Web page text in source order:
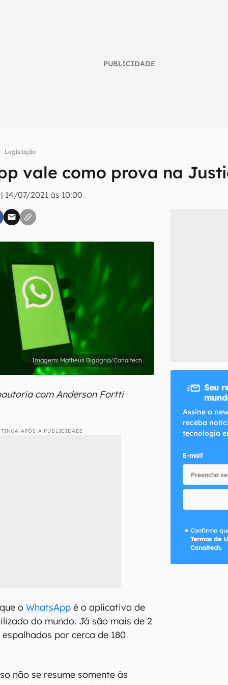
PUBLICIDADE
Legislação
vale como prova na
14/07/2021 às 10:00
inteligente do mundo tech!
do Canaltech e receba notícias e reviews sobre tecnologia
inscreva-se
aceito e concordo com os Termos de Uso e Política de Privacidade do
Matheus Bigogno/Canaltech
com Anderson Fortti
APÓS A PUBLICIDADE
oWhatsApp é o aplicativo de
do mundo. Já são mais de 2
por cerca de 180
não se resume somente às
Seu
Assine a
receba
tecnologia
E-mail
Confirmo
Termos de
Canaltech.